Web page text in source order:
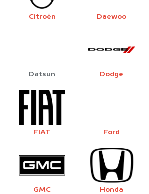
Citroën Daewoo
Datsun Dodge
FIAT Ford
GMC Honda